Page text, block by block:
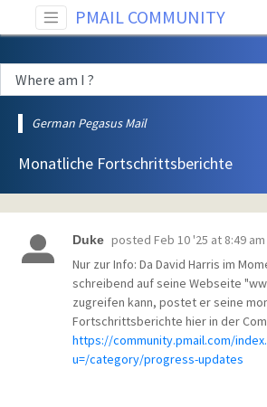
PMAIL COMMUNITY
German Pegasus Mail
Monatliche Fortschrittsberichte
Duke posted Feb 10 '25 at 8:49 am
Nur zur Info: Da David Harris im
schreibend auf seine Webseite
zugreifen kann, postet er seine
Fortschrittsberichte hier in der
https://community.pmail.com/
u=/category/progress-updates